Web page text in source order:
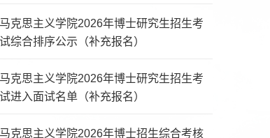
马克思主义学院2026年博士研究生招生考
试综合排序公示（补充报名）
马克思主义学院2026年博士研究生招生考
试进入面试名单（补充报名）
马克思主义学院2026年博士招生综合考核